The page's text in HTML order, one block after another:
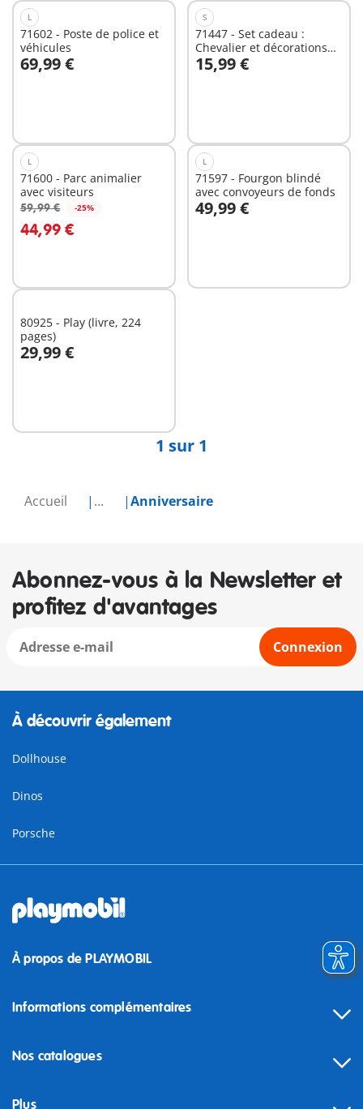
Accueil ... Anniversaire
L
71602 - Poste de police et
véhicules
69,99 €
S
71447 - Set cadeau :
Chevalier et décorations
de fête
15,99 €
L
71600 - Parc animalier
avec visiteurs
59,99 € -25%
44,99 €
L
71597 - Fourgon blindé
avec convoyeurs de fonds
49,99 €
80925 - Play (livre, 224
pages)
29,99 €
Au panier
1 sur 1
Abonnez-vous à la Newsletter et
profitez d'avantages
Connexion
À découvrir également
Dollhouse
Dinos
Porsche
À propos de PLAYMOBIL
Informations complémentaires
Nos catalogues
Plus